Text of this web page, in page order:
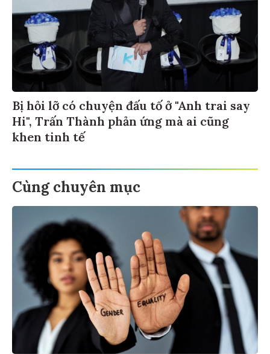
Bị hỏi lỡ có chuyện đấu tố ở "Anh trai say
Hi", Trấn Thành phản ứng mà ai cũng
khen tinh tế
Cùng chuyên mục